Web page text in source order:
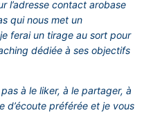
l’adresse contact arobase
qui nous met un
ferai un tirage au sort pour
dédiée à ses objectifs
à le liker, à le partager, à
d’écoute préférée et je vous